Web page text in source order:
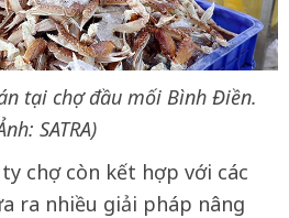
tại chợ đầu mối Bình Điền.
SATRA)
chợ còn kết hợp với các
ra nhiều giải pháp nâng